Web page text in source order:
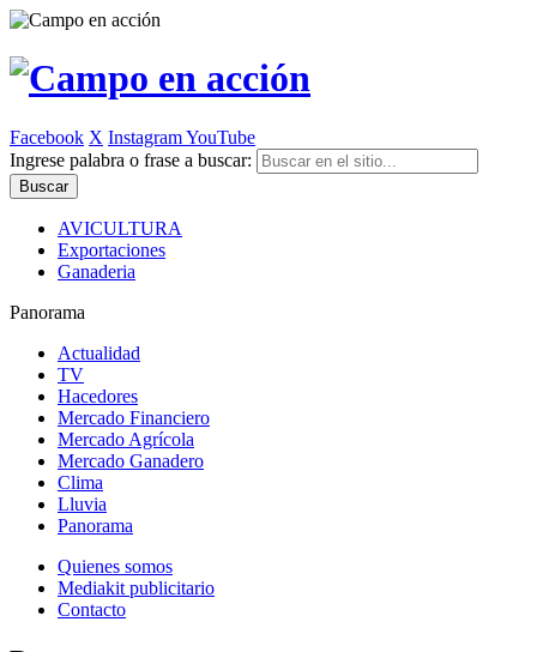
Facebook X InstagramYouTube
Ingrese palabra o frase a buscar:
AVICULTURA
Exportaciones
Ganaderia
Panorama
Actualidad
TV
Hacedores
Mercado Financiero
Mercado Agrícola
Mercado Ganadero
Clima
Lluvia
Panorama
Quienes somos
Mediakit publicitario
Contacto